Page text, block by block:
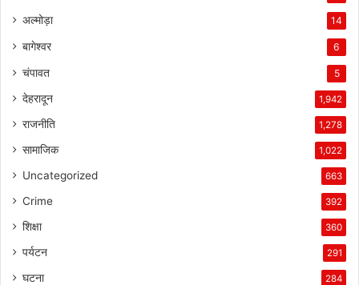
अल्मोड़ा 14
बागेश्वर 6
चंपावत 5
देहरादून 1,942
राजनीति 1,278
सामाजिक 1,022
Uncategorized 663
Crime 392
शिक्षा 360
पर्यटन 291
घटना 284